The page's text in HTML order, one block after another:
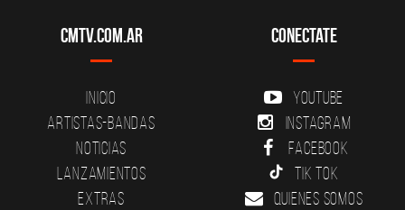
CMTV.com.ar
Inicio
Artistas-Bandas
Noticias
Lanzamientos
Extras
Conectate
YouTube
Instagram
Facebook
Tik Tok
Quienes somos